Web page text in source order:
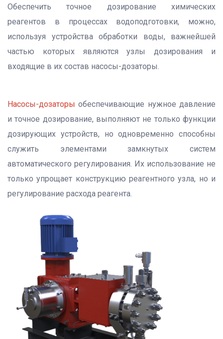
Обеспечить точное дозирование химических
реагентов в процессах водоподготовки, можно,
используя устройства обработки воды, важнейшей
частью которых являются узлы дозирования и
входящие в их состав насосы-дозаторы.
Насосы-дозаторы обеспечивающие нужное давление
и точное дозирование, выполняют не только функции
дозирующих устройств, но одновременно способны
служить элементами замкнутых систем
автоматического регулирования. Их использование не
только упрощает конструкцию реагентного узла, но и
регулирование расхода реагента.